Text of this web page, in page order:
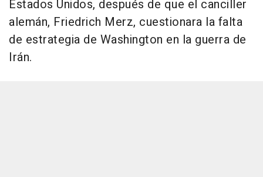
Estados Unidos, después de que el canciller
alemán, Friedrich Merz, cuestionara la falta
de estrategia de Washington en la guerra de
Irán.